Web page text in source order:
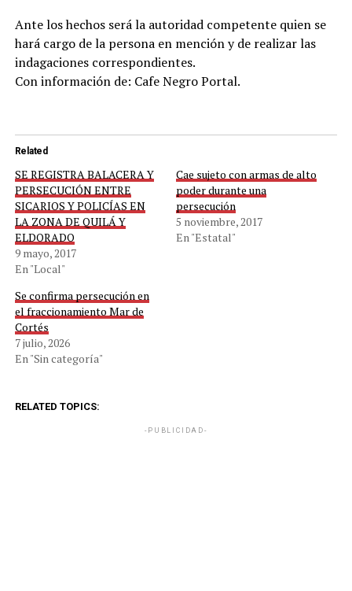
Ante los hechos será la autoridad competente quien se
hará cargo de la persona en mención y de realizar las
indagaciones correspondientes.
Con información de: Cafe Negro Portal.
Related
SE REGISTRA BALACERA Y
PERSECUCIÓN ENTRE
SICARIOS Y POLICÍAS EN
LA ZONA DE QUILÁ Y
ELDORADO
9 mayo, 2017
En "Local"
Cae sujeto con armas de alto
poder durante una
persecución
5 noviembre, 2017
En "Estatal"
Se confirma persecución en
el fraccionamiento Mar de
Cortés
7 julio, 2026
En "Sin categoría"
RELATED TOPICS:
-PUBLICIDAD-